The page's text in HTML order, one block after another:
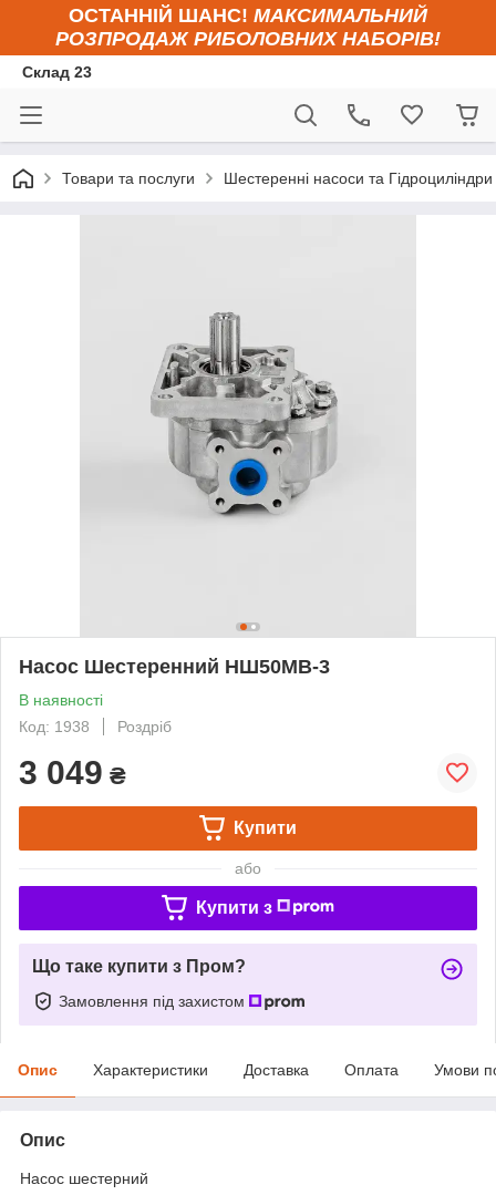
ОСТАННІЙ ШАНС! МАКСИМАЛЬНИЙ
РОЗПРОДАЖ РИБОЛОВНИХ НАБОРІВ!
Склад 23
Товари та послуги Шестеренні насоси та Гідроциліндри
Насос Шестеренний НШ50МВ-3
В наявності
Код: 1938
Роздріб
3 049 ₴
Купити
або
Купити з
Що таке купити з Пром?
Замовлення під захистом
Опис Характеристики Доставка Оплата Умови
Опис
Насос шестерний